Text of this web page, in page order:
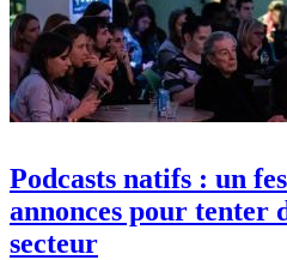
Podcasts natifs : un
annonces pour tenter
secteur